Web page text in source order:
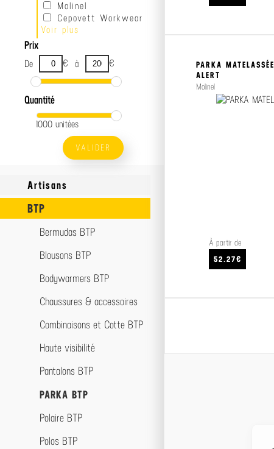
Molinel
Cepovett Workwear
Kariban
Voir plus
Prix
De € à €
Quantité
1000 unitées
VALIDER
Artisans
Accessoires Artisan
Blousons Artisan
Bodywarmers Artisan
Chaussures de sécurité
Combinaisons Artisan
Pantalons Artisan
Parkas Artisan
Polaires Artisan
Polos Artisan
Shorts Artisan
Softshells Artisan
BTP
Bermudas BTP
Blousons BTP
Bodywarmers BTP
Chaussures & accessoires
Combinaisons et Cotte BTP
Haute visibilité
Pantalons BTP
PARKA BTP
Polaire BTP
Polos BTP
PARKA MATELASSÉE
ALERT
Molinel
À partir de
52.27€